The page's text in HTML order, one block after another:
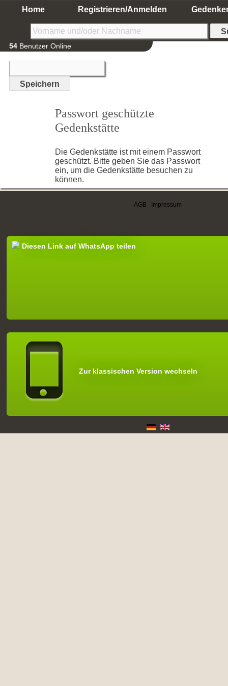
Home Registrieren/Anmelden
54 Benutzer Online
Passwort geschützte
Gedenkstätte
Die Gedenkstätte ist mit einem Passwort
geschützt. Bitte geben Sie das Passwort
ein, um die Gedenkstätte besuchen zu
können.
AGB Impressum
Diesen Link auf WhatsApp teilen
Zur klassischen Version wechseln